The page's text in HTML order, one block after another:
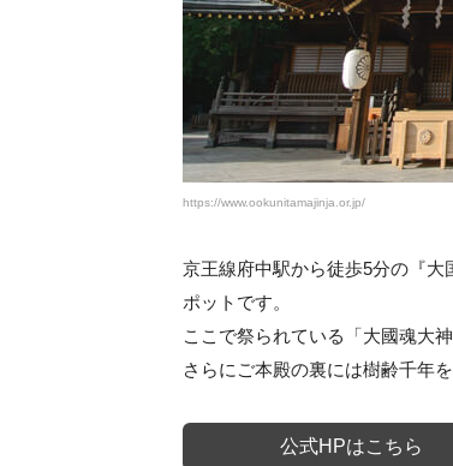
https://www.ookunitamajinja.or.jp/
京王線府中駅から徒歩5分の『
ポットです。
ここで祭られている「大國魂大
さらにご本殿の裏には樹齢千年
公式HPはこちら